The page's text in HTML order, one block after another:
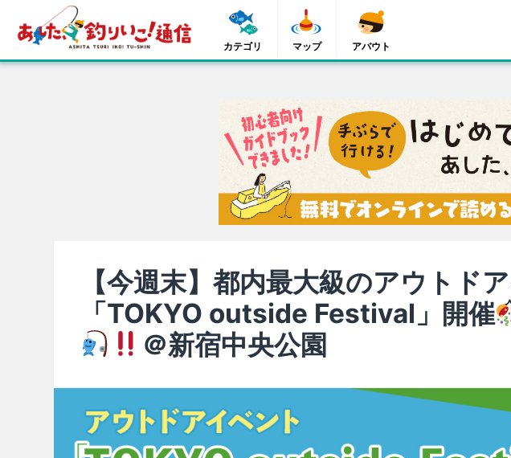
カテゴリ マップ アバウト
【今週末】都内最大級のアウトド
「TOKYO outside Festival」開催
＠新宿中央公園